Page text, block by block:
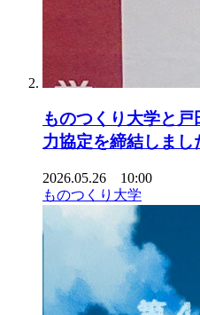
ものつくり大学と
力協定を締結しまし
2026.05.26 10:00
ものつくり大学